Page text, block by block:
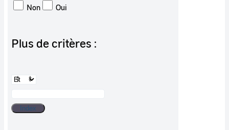
Non
Oui
Plus de critères :